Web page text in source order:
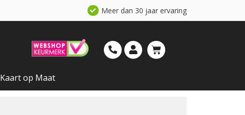
Meer dan 30 jaar ervaring
Kaart op Maat